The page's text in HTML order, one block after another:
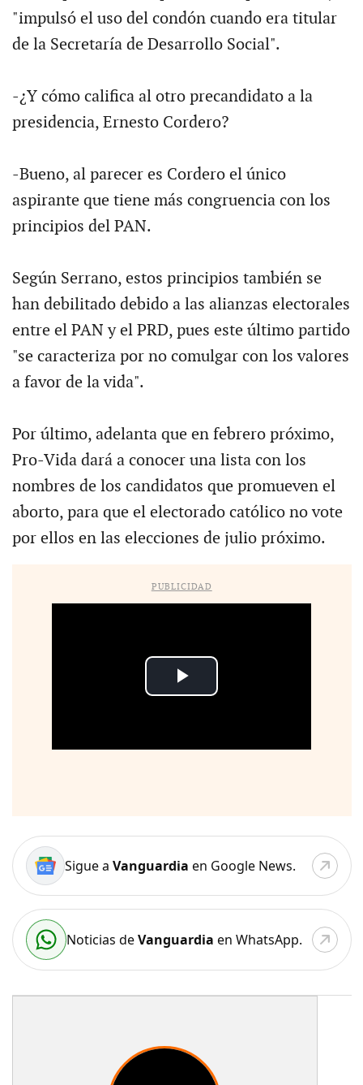
"impulsó el uso del condón cuando era titular
de la Secretaría de Desarrollo Social".
-¿Y cómo califica al otro precandidato a la
presidencia, Ernesto Cordero?
-Bueno, al parecer es Cordero el único
aspirante que tiene más congruencia con los
principios del PAN.
Según Serrano, estos principios también se
han debilitado debido a las alianzas electorales
entre el PAN y el PRD, pues este último partido
"se caracteriza por no comulgar con los valores
a favor de la vida".
Por último, adelanta que en febrero próximo,
Pro-Vida dará a conocer una lista con los
nombres de los candidatos que promueven el
aborto, para que el electorado católico no vote
por ellos en las elecciones de julio próximo.
PUBLICIDAD
Sigue a Vanguardia en Google News.
Noticias deVanguardia en WhatsApp.